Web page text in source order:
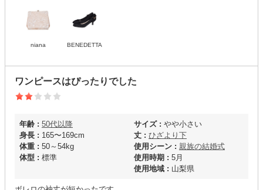
niana BENEDETTA
ワンピースはぴったりでした
年齢 : 50代以降
身長 : 165〜169cm
体重 : 50～54kg
体型 : 標準
サイズ : やや小さい
丈 : ひざより下
使用シーン : 親族の結婚式
使用時期 : 5月
使用地域 : 山梨県